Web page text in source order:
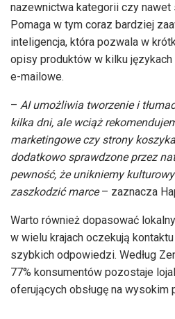
nazewnictwa kategorii czy nawet
Pomaga w tym coraz bardziej
inteligencja, która pozwala w
opisy produktów w kilku
e-mailowe.
– AI umożliwia tworzenie i
kilka dni, ale wciąż
marketingowe czy strony
dodatkowo sprawdzone przez
pewność, że unikniemy
zaszkodzić marce– zaznacza
Warto również dopasować
w wielu krajach oczekują
szybkich odpowiedzi. Według
77% konsumentów pozostaje
oferujących obsługę na wysokim